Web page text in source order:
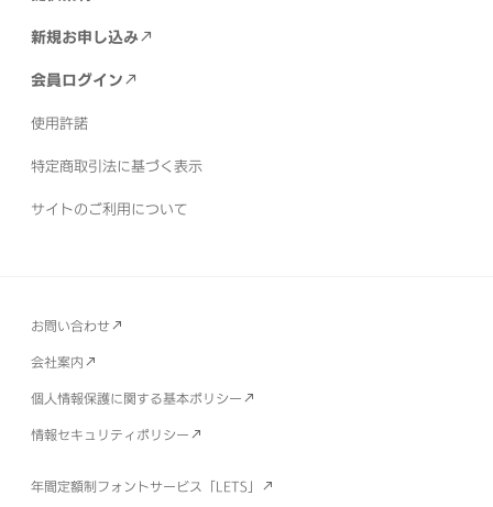
新規お申し込み
会員ログイン
使用許諾
特定商取引法に基づく表示
サイトのご利用について
お問い合わせ
会社案内
個人情報保護に関する基本ポリシー
情報セキュリティポリシー
年間定額制フォントサービス「LETS」